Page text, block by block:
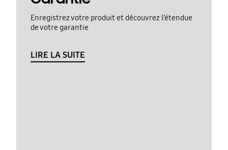
Enregistrez votre produit et découvrez l’étendue
de votre garantie
LIRE LA SUITE